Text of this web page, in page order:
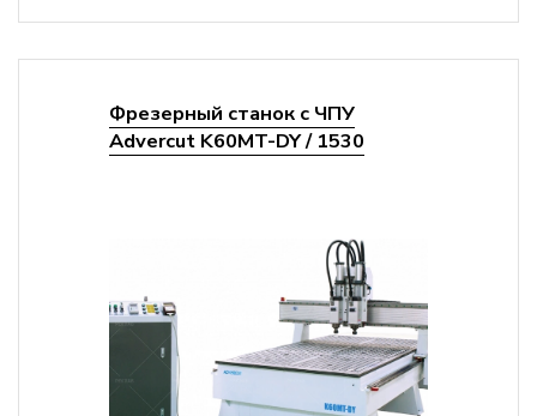
Фрезерный станок с ЧПУ
Advercut K60MT-DY / 1530